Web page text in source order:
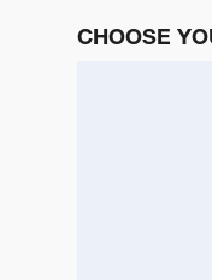
CHOOSE